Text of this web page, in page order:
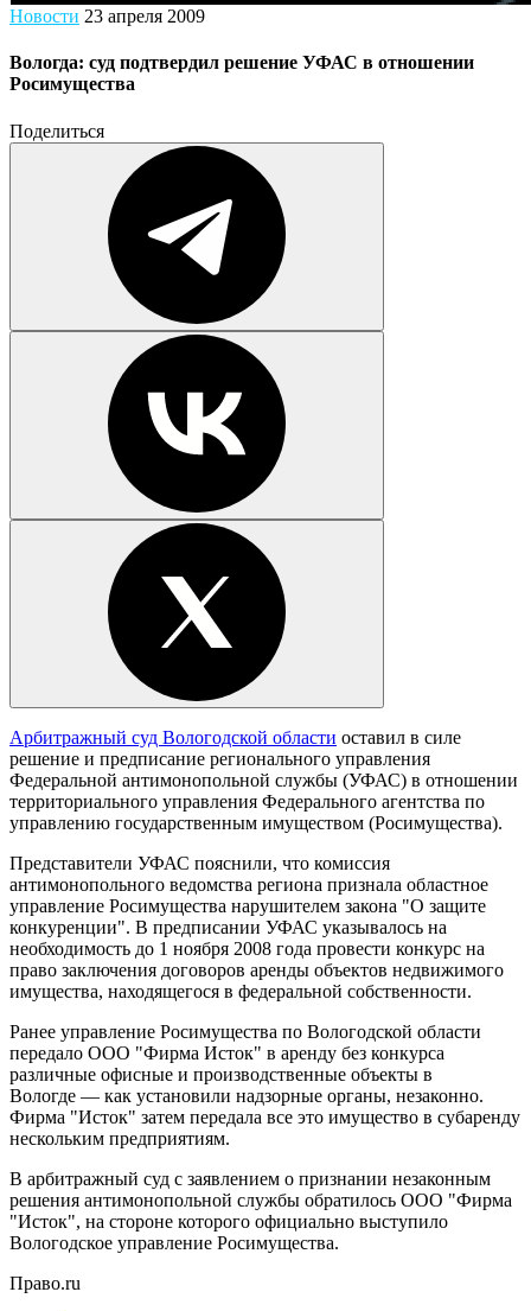
Новости 23 апреля 2009
Вологда: суд подтвердил решение УФАС в отношении
Росимущества
Поделиться
Арбитражный суд Вологодской области оставил в силе
решение и предписание регионального управления
Федеральной антимонопольной службы (УФАС) в отношении
территориального управления Федерального агентства по
управлению государственным имуществом (Росимущества).
Представители УФАС пояснили, что комиссия
антимонопольного ведомства региона признала областное
управление Росимущества нарушителем закона "О защите
конкуренции". В предписании УФАС указывалось на
необходимость до 1 ноября 2008 года провести конкурс на
право заключения договоров аренды объектов недвижимого
имущества, находящегося в федеральной собственности.
Ранее управление Росимущества по Вологодской области
передало ООО "Фирма Исток" в аренду без конкурса
различные офисные и производственные объекты в
Вологде — как установили надзорные органы, незаконно.
Фирма "Исток" затем передала все это имущество в субаренду
нескольким предприятиям.
В арбитражный суд с заявлением о признании незаконным
решения антимонопольной службы обратилось ООО "Фирма
"Исток", на стороне которого официально выступило
Вологодское управление Росимущества.
Право.ru